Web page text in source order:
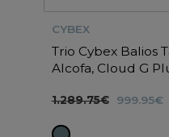
CYBEX
Trio Cybex Balios
Alcofa, Cloud G
1.289.75€ 999.95€